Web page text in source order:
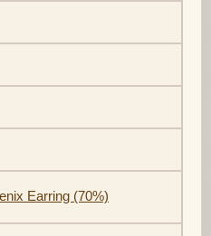
Earring (70%)